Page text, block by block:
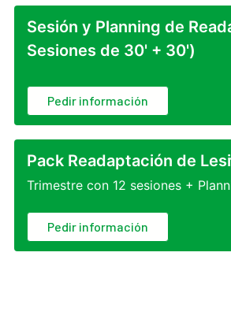
Sesión y Planning de
Sesiones de 30' + 30')
Pedir información
Pack Readaptación de
Trimestre con 12 sesiones +
Pedir información